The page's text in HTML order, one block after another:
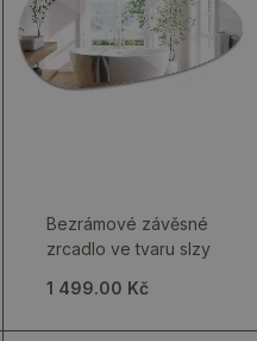
Bezrámové závěsné
zrcadlo ve tvaru slzy
1 499.00 Kč